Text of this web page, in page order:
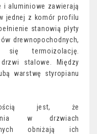
i aluminiowe zawierają
jednej z komór profilu
stanowią płyty
drewnopochodnych,
termoizolację.
stalowe. Między
warstwę styropianu
jest, że
w drzwiach
obniżają ich